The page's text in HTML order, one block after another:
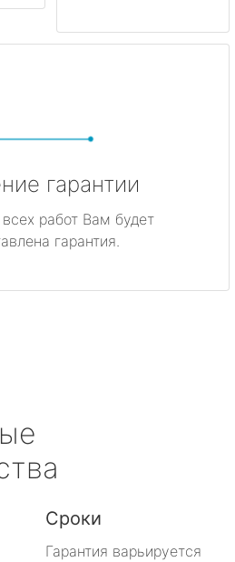
гарантии
работ Вам будет
гарантия.
Сроки
Гарантия варьируется